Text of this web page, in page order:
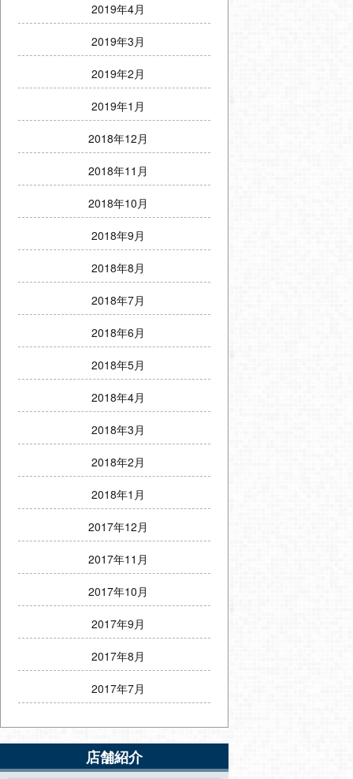
2019年4月
2019年3月
2019年2月
2019年1月
2018年12月
2018年11月
2018年10月
2018年9月
2018年8月
2018年7月
2018年6月
2018年5月
2018年4月
2018年3月
2018年2月
2018年1月
2017年12月
2017年11月
2017年10月
2017年9月
2017年8月
2017年7月
店舗紹介